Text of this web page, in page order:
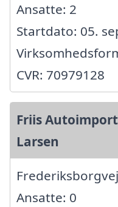
Ansatte: 2
Startdato: 05.
CVR: 70979128
Friis
Larsen
Ansatte: 0